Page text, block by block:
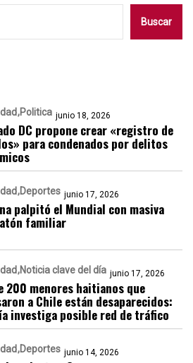
Buscar
Politica junio 18, 2026
DC propone crear «registro de
para condenados por delitos
Deportes junio 17, 2026
palpitó el Mundial con masiva
familiar
Noticia clave del día junio 17, 2026
200 menores haitianos que
a Chile están desaparecidos:
investiga posible red de tráfico
Deportes junio 14, 2026